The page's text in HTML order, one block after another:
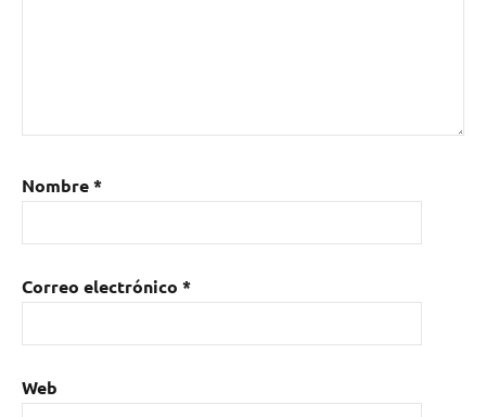
Nombre*
Correo electrónico *
Web